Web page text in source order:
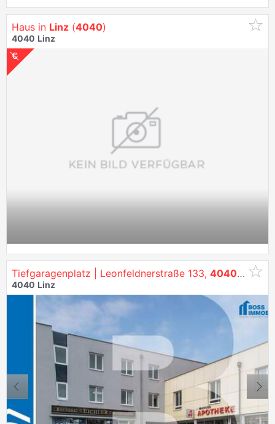
Haus in Linz (4040)
4040 Linz
Tiefgaragenplatz | Leonfeldnerstraße 133, 4040 Linz
4040 Linz